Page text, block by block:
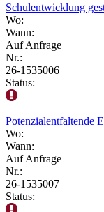
Schulentwicklung
Wo:
Wann:
Auf Anfrage
Nr.:
26-1535006
Status:
Potenzialentfaltende
Wo:
Wann:
Auf Anfrage
Nr.:
26-1535007
Status: